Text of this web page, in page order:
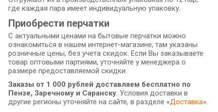
где каждая пара имеет индивидуальную упаковку.
Приобрести перчатки
С актуальными ценами на бытовые перчатки можно
ознакомиться в нашем интернет-магазине, там указаны
розничные цены, без учета скидок. Если Вы заказываете
товар оптовыми партиями, уточняйте у менеджера о
размере предоставляемой скидки.
Заказы от 1 000 рублей доставляем бесплатно по
Пензе, Заречному и Саранску. Условия доставки в
другие регионы уточняйте на сайте, в разделе «Доставка».